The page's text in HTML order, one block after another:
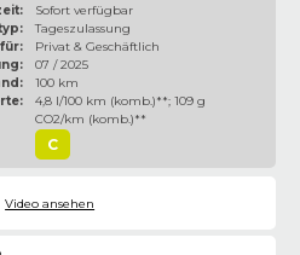
Sofort verfügbar
Tageszulassung
Privat & Geschäftlich
07 / 2025
100 km
4,8 l/100 km (komb.)**; 109 g
CO2/km (komb.)**
C
Video ansehen